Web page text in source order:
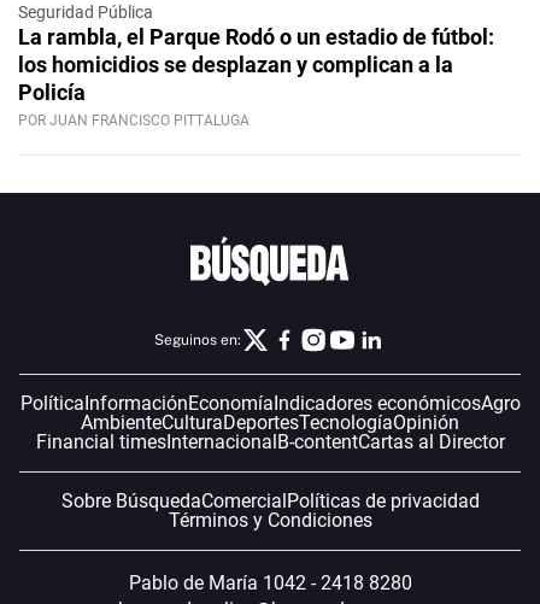
Seguridad Pública
La rambla, el Parque Rodó o un estadio de fútbol:
los homicidios se desplazan y complican a la
Policía
POR JUAN FRANCISCO PITTALUGA
Seguinos en:
Política InformaciónEconomía Indicadores económicosAgro
AmbienteCulturaDeportesTecnologíaOpinión
Financial timesInternacional B-contentCartas al Director
Sobre BúsquedaComercial Políticas de privacidad
Términos y Condiciones
Pablo de María 1042 - 2418 8280